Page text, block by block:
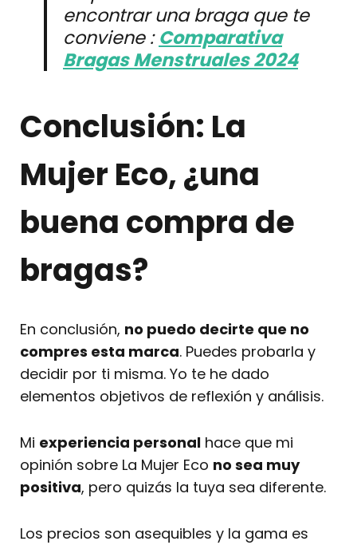
encontrar una braga que te
conviene :Comparativa
Bragas Menstruales 2024
Conclusión: La
Mujer Eco, ¿una
buena compra de
bragas?
En conclusión, no puedo decirte que no
compres esta marca. Puedes probarla y
decidir por ti misma. Yo te he dado
elementos objetivos de reflexión y análisis.
Mi experiencia personal hace que mi
opinión sobre La Mujer Eco no sea muy
positiva, pero quizás la tuya sea diferente.
Los precios son asequibles y la gama es